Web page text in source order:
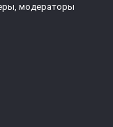
модераторы